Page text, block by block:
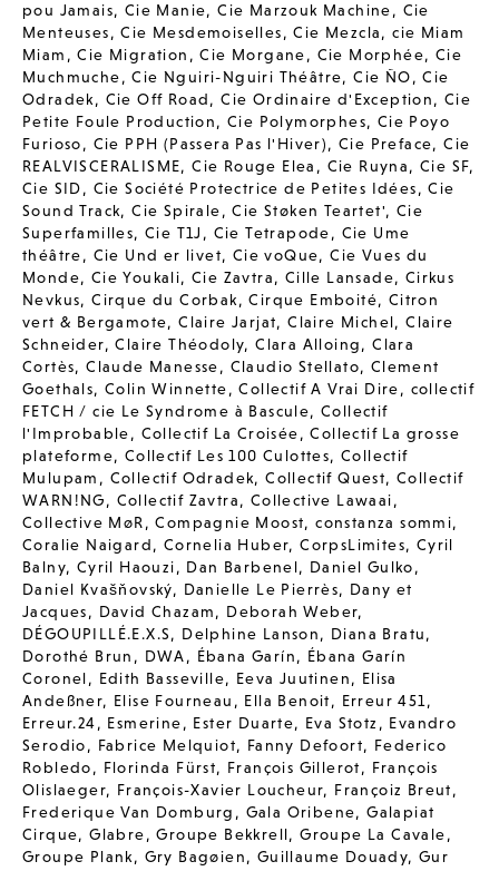
pou Jamais, Cie Manie,Cie Marzouk Machine, Cie
Menteuses,Cie Mesdemoiselles,Cie Mezcla,cie Miam
Miam ,Cie Migration ,Cie Morgane, Cie Morphée, Cie
Muchmuche,Cie Nguiri-Nguiri Théâtre,Cie ÑO,Cie
Odradek, Cie Off Road,Cie Ordinaire d'Exception,Cie
Petite Foule Production,Cie Polymorphes, Cie Poyo
Furioso, Cie PPH (Passera Pas l'Hiver),Cie Preface,Cie
REALVISCERALISME,Cie Rouge Elea , Cie Ruyna,Cie SF,
Cie SID, Cie Société Protectrice de Petites Idées,Cie
Sound Track,Cie Spirale,Cie Støken Teartet', Cie
Superfamilles,Cie T1J , Cie Tetrapode, Cie Ume
théâtre, Cie Und er livet, Cie voQue,Cie Vues du
Monde, Cie Youkali,Cie Zavtra, Cille Lansade, Cirkus
Nevkus,Cirque du Corbak,Cirque Emboité, Citron
vert & Bergamote,Claire Jarjat,Claire Michel,Claire
Schneider,Claire Théodoly,Clara Alloing,Clara
Cortès,Claude Manesse, Claudio Stellato, Clement
Goethals,Colin Winnette,Collectif A Vrai Dire, collectif
FETCH / cie Le Syndrome à Bascule,Collectif
l'Improbable, Collectif La Croisée,Collectif La grosse
plateforme, Collectif Les 100 Culottes,Collectif
Mulupam , Collectif Odradek,Collectif Quest,Collectif
WARN!NG, Collectif Zavtra, Collective Lawaai,
Collective MøR,Compagnie Moost,constanza sommi,
Coralie Naigard, Cornelia Huber,CorpsLimites, Cyril
Balny, Cyril Haouzi, Dan Barbenel, Daniel Gulko,
Daniel Kvašňovský, Danielle Le Pierrès, Dany et
Jacques, David Chazam, Deborah Weber,
DÉGOUPILLÉ.E.X.S, Delphine Lanson, Diana Bratu,
Dorothé Brun , DWA, Ébana Garín, Ébana Garín
Coronel, Edith Basseville, Eeva Juutinen, Elisa
Andeßner, Elise Fourneau , Ella Benoit, Erreur 451,
Erreur.24, Esmerine, Ester Duarte, Eva Stotz , Evandro
Serodio, Fabrice Melquiot, Fanny Defoort, Federico
Robledo, Florinda Fürst, François Gillerot, François
Olislaeger, François-Xavier Loucheur, Françoiz Breut,
Frederique Van Domburg , Gala Oribene,Galapiat
Cirque,Glabre,Groupe Bekkrell,Groupe La Cavale,
Groupe Plank, Gry Bagøien, Guillaume Douady,Gur